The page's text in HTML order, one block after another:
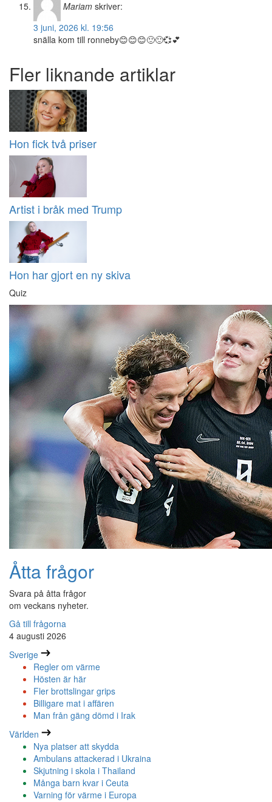
Mariam skriver:
3 juni, 2026 kl. 19:56
snälla kom till ronneby😊😊😊🙂🙂💞💕
Fler liknande artiklar
Hon fick två priser
Artist i bråk med Trump
Hon har gjort en ny skiva
Quiz
Åtta frågor
Svara på åtta frågor
om veckans nyheter.
Gå till frågorna
4 augusti 2026
Sverige
Regler om värme
Hösten är här
Fler brottslingar grips
Billigare mat i affären
Man från gäng dömd i Irak
Världen
Nya platser att skydda
Ambulans attackerad i Ukraina
Skjutning i skola i Thailand
Många barn kvar i Ceuta
Varning för värme i Europa